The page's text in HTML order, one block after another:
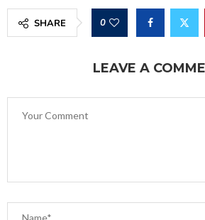
SHARE 0
LEAVE A